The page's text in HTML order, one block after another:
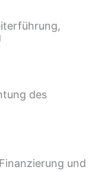
des
und